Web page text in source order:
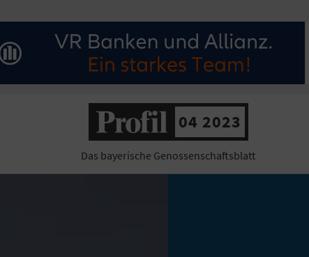
04 2023
Das bayerische Genossenschaftsblatt